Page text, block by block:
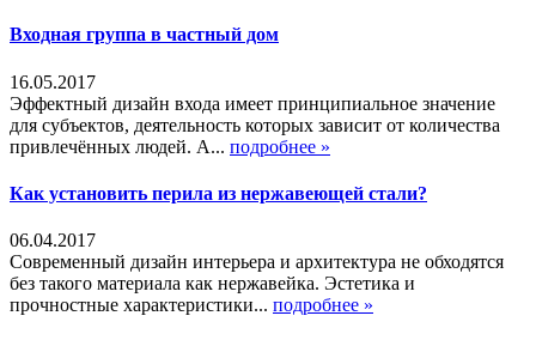
Входная группа в частный дом
16.05.2017
Эффектный дизайн входа имеет принципиальное значение
для субъектов, деятельность которых зависит от количества
привлечённых людей. А... подробнее »
Как установить перила из нержавеющей стали?
06.04.2017
Современный дизайн интерьера и архитектура не обходятся
без такого материала как нержавейка. Эстетика и
прочностные характеристики... подробнее »